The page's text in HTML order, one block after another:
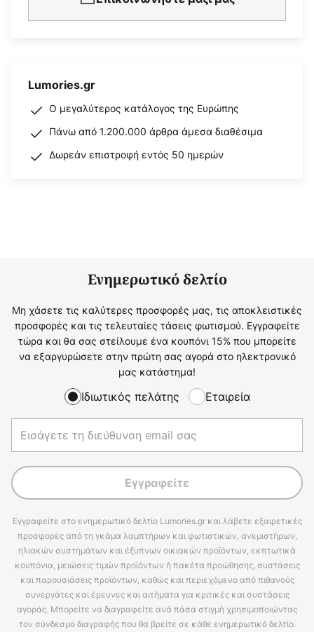
Lumories.gr
Ο μεγαλύτερος κατάλογος της Ευρώπης
Πάνω από 1.200.000 άρθρα άμεσα διαθέσιμα
Δωρεάν επιστροφή εντός 50 ημερών
Ενημερωτικό δελτίο
Μη χάσετε τις καλύτερες προσφορές μας, τις αποκλειστικές
προσφορές και τις τελευταίες τάσεις φωτισμού. Εγγραφείτε
τώρα και θα σας στείλουμε ένα κουπόνι 15% που μπορείτε
να εξαργυρώσετε στην πρώτη σας αγορά στο ηλεκτρονικό
μας κατάστημα!
Ιδιωτικός πελάτης Εταιρεία
Εγγραφείτε
Εγγραφείτε στο ενημερωτικό δελτίο Lumories.gr και λάβετε εξαιρετικές
προσφορές από τη γκάμα λαμπτήρων και φωτιστικών, ανεμιστήρων,
ηλιακών συστημάτων και έξυπνων οικιακών προϊόντων, εκπτωτικά
κουπόνια, μειώσεις τιμών προϊόντων ή πακέτα προώθησης, συστάσεις
και παρουσιάσεις προϊόντων, καθώς και περιεχόμενο από πιθανούς
συνεργάτες και έρευνες και αιτήματα για κριτικές και συστάσεις
αγοράς. Μπορείτε να διαγραφείτε ανά πάσα στιγμή χρησιμοποιώντας
τον σύνδεσμο διαγραφής που θα βρείτε σε κάθε ενημερωτικό δελτίο.